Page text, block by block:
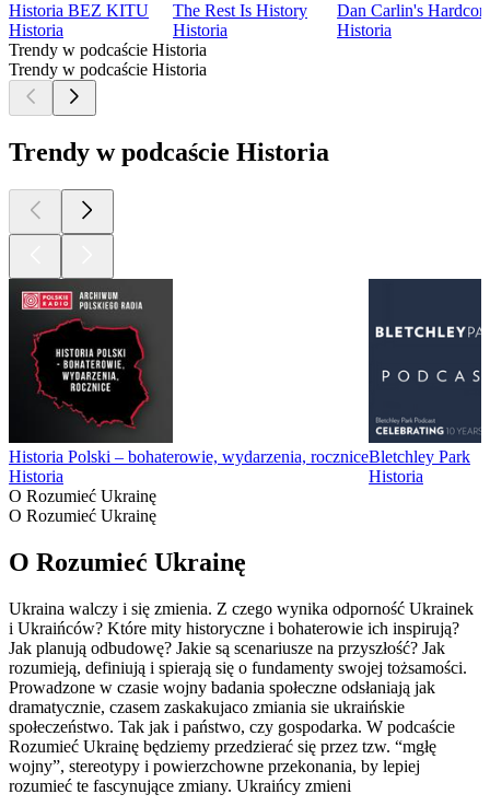
Historia BEZ KITU
Historia
The Rest Is History
Historia
Dan Carlin's
Historia
Trendy w podcaście Historia
Trendy w podcaście Historia
Trendy w podcaście Historia
Historia Polski – bohaterowie, wydarzenia, rocznice
Historia
Bletchley Park
Historia
O Rozumieć Ukrainę
O Rozumieć Ukrainę
O Rozumieć Ukrainę
Ukraina walczy i się zmienia. Z czego wynika odporność Ukrainek
i Ukraińców? Które mity historyczne i bohaterowie ich inspirują?
Jak planują odbudowę? Jakie są scenariusze na przyszłość? Jak
rozumieją, definiują i spierają się o fundamenty swojej tożsamości.
Prowadzone w czasie wojny badania społeczne odsłaniają jak
dramatycznie, czasem zaskakujaco zmiania sie ukraińskie
społeczeństwo. Tak jak i państwo, czy gospodarka. W podcaście
Rozumieć Ukrainę będziemy przedzierać się przez tzw. “mgłę
wojny”, stereotypy i powierzchowne przekonania, by lepiej
rozumieć te fascynujące zmiany. Ukraińcy zmieni